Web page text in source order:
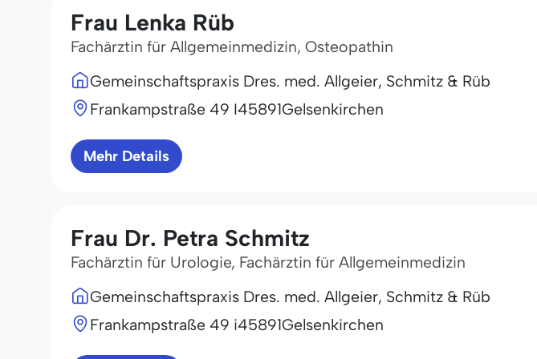
Frau Lenka Rüb
Fachärztin für Allgemeinmedizin, Osteopathin
Gemeinschaftspraxis Dres. med. Allgeier, Schmitz & Rüb
Frankampstraße 49 I45891Gelsenkirchen
Mehr Details
Frau Dr. Petra Schmitz
Fachärztin für Urologie, Fachärztin für Allgemeinmedizin
Gemeinschaftspraxis Dres. med. Allgeier, Schmitz & Rüb
Frankampstraße 49 i45891Gelsenkirchen